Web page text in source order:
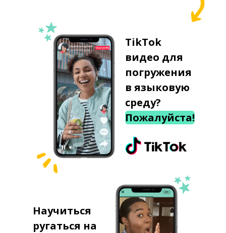
TikTok
видео для
погружения
в языковую
среду?
Пожалуйста!
Научиться
ругаться на